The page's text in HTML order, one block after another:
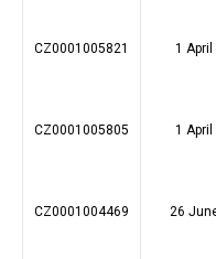
CZ0001005821
1 April
CZ0001005805
1 April
CZ0001004469
26